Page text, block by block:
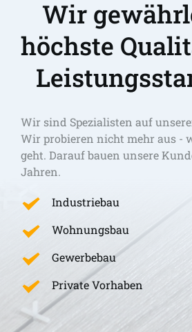
Wir
höchste
Wir sind Spezialisten auf
Wir probieren nicht mehr aus -
geht. Darauf bauen unsere
Jahren.
Industriebau
Wohnungsbau
Gewerbebau
Private Vorhaben